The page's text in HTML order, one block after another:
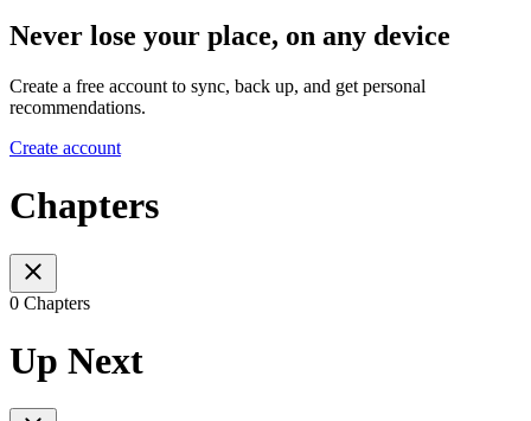
Never lose your place, on any device
Create a free account to sync, back up, and get personal
recommendations.
Create account
Chapters
0 Chapters
Up Next